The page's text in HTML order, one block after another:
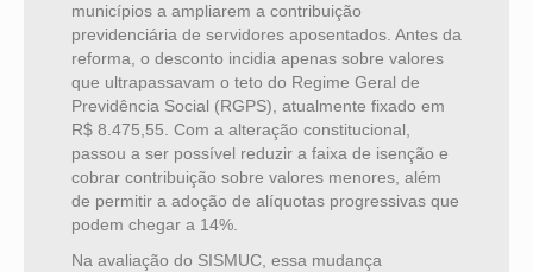
municípios a ampliarem a contribuição
previdenciária de servidores aposentados. Antes da
reforma, o desconto incidia apenas sobre valores
que ultrapassavam o teto do Regime Geral de
Previdência Social (RGPS), atualmente fixado em
R$ 8.475,55. Com a alteração constitucional,
passou a ser possível reduzir a faixa de isenção e
cobrar contribuição sobre valores menores, além
de permitir a adoção de alíquotas progressivas que
podem chegar a 14%.
Na avaliação do SISMUC, essa mudança